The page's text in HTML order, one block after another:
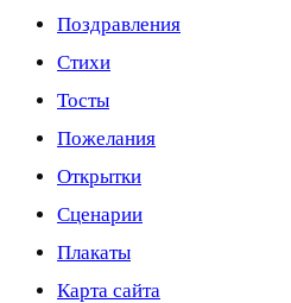
Поздравления
Стихи
Тосты
Пожелания
Открытки
Сценарии
Плакаты
Карта сайта